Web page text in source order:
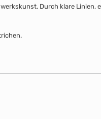
Durch klare Linien,